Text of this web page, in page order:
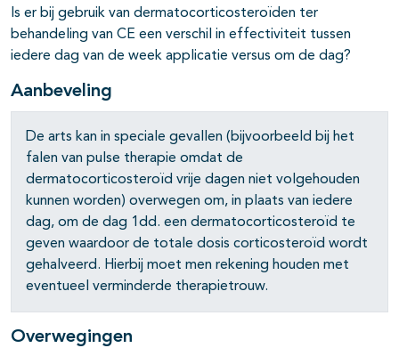
open- en dichtklappen
open- en dichtklappen
open- en dichtklappen
open- en dichtklappen
Is er bij gebruik van dermatocorticosteroïden ter
behandeling van CE een verschil in effectiviteit tussen
iedere dag van de week applicatie versus om de dag?
Aanbeveling
De arts kan in speciale gevallen (bijvoorbeeld bij het
falen van pulse therapie omdat de
dermatocorticosteroïd vrije dagen niet volgehouden
kunnen worden) overwegen om, in plaats van iedere
dag, om de dag 1dd. een dermatocorticosteroïd te
geven waardoor de totale dosis corticosteroïd wordt
gehalveerd. Hierbij moet men rekening houden met
eventueel verminderde therapietrouw.
Overwegingen